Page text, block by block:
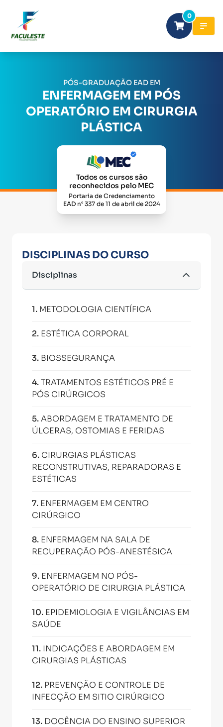
0
PÓS-GRADUAÇÃO EAD EM
ENFERMAGEM EM PÓS
OPERATÓRIO EM CIRURGIA
PLÁSTICA
Todos os cursos são
reconhecidos pelo MEC
Portaria de Credenciamento
EAD n° 337 de 11 de abril de 2024
DISCIPLINAS DO CURSO
Disciplinas
1. METODOLOGIA CIENTÍFICA
2. ESTÉTICA CORPORAL
3. BIOSSEGURANÇA
4.TRATAMENTOS ESTÉTICOS PRÉ E
PÓS CIRÚRGICOS
5.ABORDAGEM E TRATAMENTO DE
ÚLCERAS, OSTOMIAS E FERIDAS
6. CIRURGIAS PLÁSTICAS
RECONSTRUTIVAS, REPARADORAS E
ESTÉTICAS
7. ENFERMAGEM EM CENTRO
CIRÚRGICO
8. ENFERMAGEM NA SALA DE
RECUPERAÇÃO PÓS-ANESTÉSICA
9. ENFERMAGEM NO PÓS-
OPERATÓRIO DE CIRURGIA PLÁSTICA
10. EPIDEMIOLOGIA E VIGILÂNCIAS EM
SAÚDE
11. INDICAÇÕES E ABORDAGEM EM
CIRURGIAS PLÁSTICAS
12. PREVENÇÃO E CONTROLE DE
INFECÇÃO EM SITIO CIRÚRGICO
13. DOCÊNCIA DO ENSINO SUPERIOR